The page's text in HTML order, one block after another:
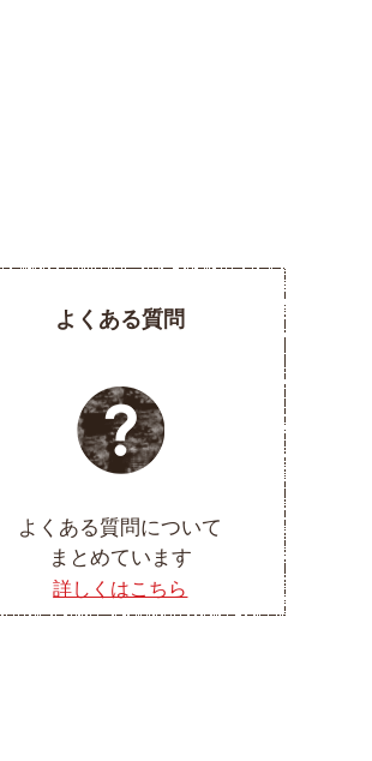
よくある質問
よくある質問について
まとめています
詳しくはこちら